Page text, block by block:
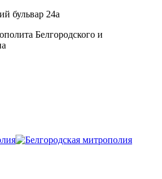
бульвар 24а
Белгородского и